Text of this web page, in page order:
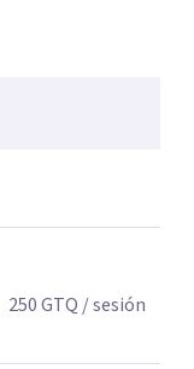
250GTQ / sesión